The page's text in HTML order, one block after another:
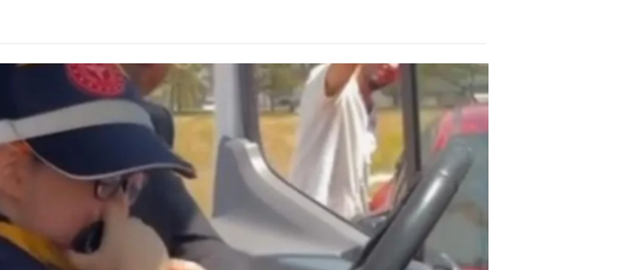
Artvin
Aydın
Balıkesir